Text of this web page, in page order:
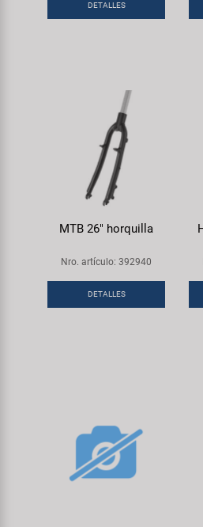
DETALLES
MTB 26" horquilla
Nro. artículo: 392940
DETALLES